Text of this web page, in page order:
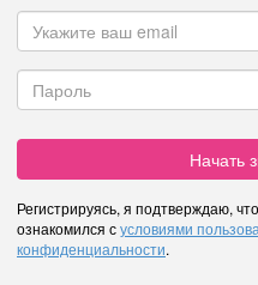
Начать
Регистрируясь, я подтверждаю,
ознакомился сусловиями
конфиденциальности.